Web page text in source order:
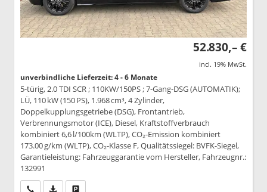
52.830,– €
incl. 19% MwSt.
unverbindliche Lieferzeit: 4 - 6 Monate
5-türig, 2.0 TDI SCR ; 110KW/150PS ; 7-Gang-DSG (AUTOMATIK);
LÜ, 110 kW (150 PS), 1.968 cm³, 4 Zylinder,
Doppelkupplungsgetriebe (DSG), Frontantrieb,
Verbrennungsmotor (ICE), Diesel, Kraftstoffverbrauch
kombiniert 6,6 l/100km (WLTP), CO₂-Emission kombiniert
173.00 g/km (WLTP), CO₂-Klasse F, Qualitätssiegel: BVFK-Siegel,
Garantieleistung: Fahrzeuggarantie vom Hersteller, Fahrzeugnr.:
132991
Wir rufen Sie anPDF-Datei, Fahrzeugexposé drucken